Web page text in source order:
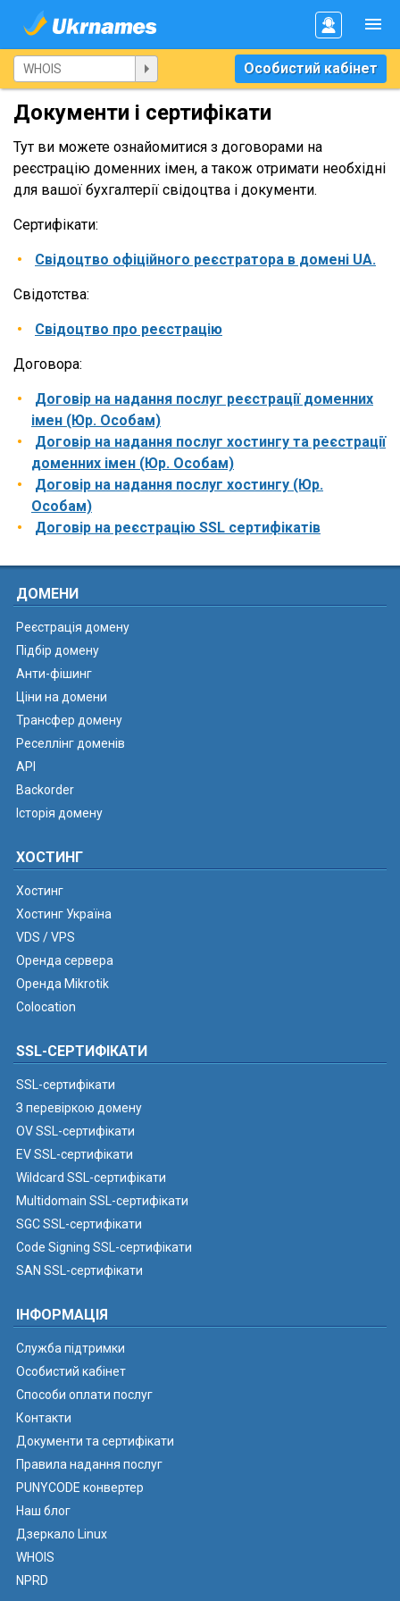
Особистий кабінет
Документи і сертифікати
Тут ви можете ознайомитися з договорами на
реєстрацію доменних імен, а також отримати необхідні
для вашої бухгалтерії свідоцтва і документи.
Сертифікати:
Свідоцтво офіційного реєстратора в домені UA.
Свідотства:
Свідоцтво про реєстрацію
Договора:
Договір на надання послуг реєстрації доменних
імен (Юр. Особам)
Договір на надання послуг хостингу та реєстрації
доменних імен (Юр. Особам)
Договір на надання послуг хостингу (Юр.
Особам)
Договір на реєстрацію SSL сертифікатів
ДОМЕНИ
Реєстрація домену
Підбір домену
Анти-фішинг
Ціни на домени
Трансфер домену
Реселлінг доменів
API
Backorder
Історія домену
ХОСТИНГ
Хостинг
Хостинг Україна
VDS / VPS
Оренда сервера
Оренда Mikrotik
Colocation
SSL-СЕРТИФІКАТИ
SSL-сертифікати
З перевіркою домену
OV SSL-сертифікати
EV SSL-сертифікати
Wildcard SSL-сертифікати
Multidomain SSL-сертифікати
SGC SSL-сертифікати
Code Signing SSL-сертифікати
SAN SSL-сертифікати
ІНФОРМАЦІЯ
Служба підтримки
Особистий кабінет
Способи оплати послуг
Контакти
Документи та сертифікати
Правила надання послуг
PUNYCODE конвертер
Наш блог
Дзеркало Linux
WHOIS
NPRD